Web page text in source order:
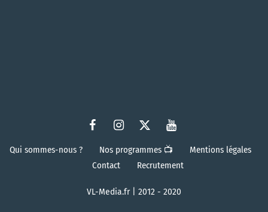
Qui sommes-nous ? Nos programmes 📺
Mentions légales
Contact
Recrutement
VL-Media.fr | 2012 - 2020